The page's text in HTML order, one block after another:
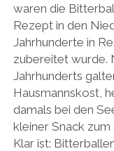
waren die
Rezept in den
Jahrhunderte in
zubereitet wurde.
Jahrhunderts
Hausmannskost,
damals bei den
kleiner Snack
Klar ist: